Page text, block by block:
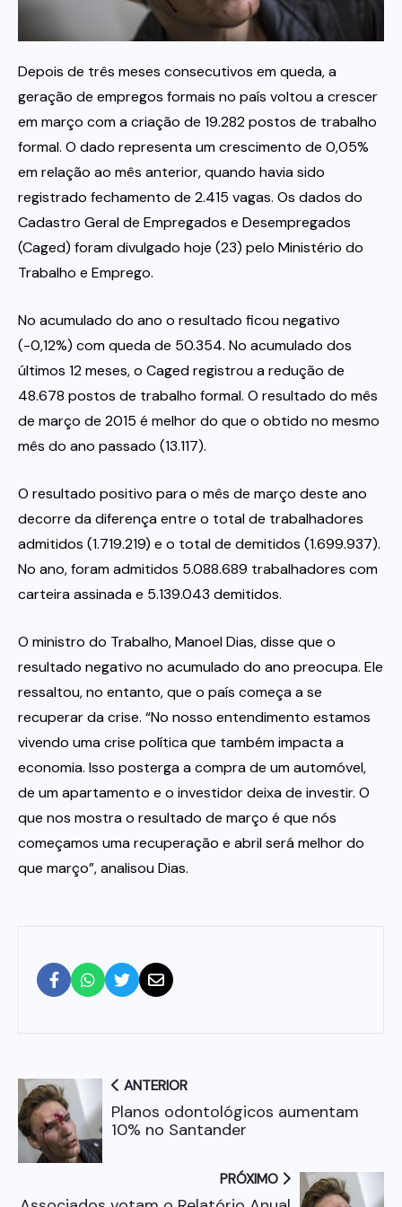
Itau
Financeiras e Cooperativas
Depois de três meses consecutivos em queda, a
geração de empregos formais no país voltou a crescer
em março com a criação de 19.282 postos de trabalho
formal. O dado representa um crescimento de 0,05%
em relação ao mês anterior, quando havia sido
registrado fechamento de 2.415 vagas. Os dados do
Cadastro Geral de Empregados e Desempregados
(Caged) foram divulgado hoje (23) pelo Ministério do
Trabalho e Emprego.
No acumulado do ano o resultado ficou negativo
(-0,12%) com queda de 50.354. No acumulado dos
últimos 12 meses, o Caged registrou a redução de
48.678 postos de trabalho formal. O resultado do mês
de março de 2015 é melhor do que o obtido no mesmo
mês do ano passado (13.117).
O resultado positivo para o mês de março deste ano
decorre da diferença entre o total de trabalhadores
admitidos (1.719.219) e o total de demitidos (1.699.937).
No ano, foram admitidos 5.088.689 trabalhadores com
carteira assinada e 5.139.043 demitidos.
O ministro do Trabalho, Manoel Dias, disse que o
resultado negativo no acumulado do ano preocupa. Ele
ressaltou, no entanto, que o país começa a se
recuperar da crise. “No nosso entendimento estamos
vivendo uma crise política que também impacta a
economia. Isso posterga a compra de um automóvel,
de um apartamento e o investidor deixa de investir. O
que nos mostra o resultado de março é que nós
começamos uma recuperação e abril será melhor do
que março”, analisou Dias.
ANTERIOR
Planos odontológicos aumentam
10% no Santander
PRÓXIMO